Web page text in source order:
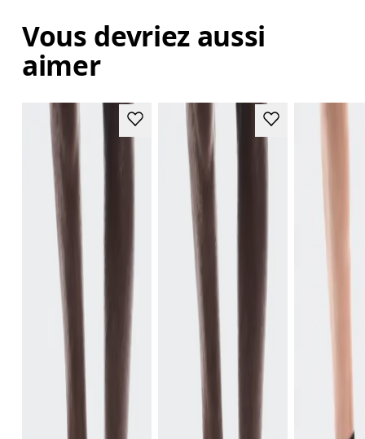
Vous devriez aussi
aimer